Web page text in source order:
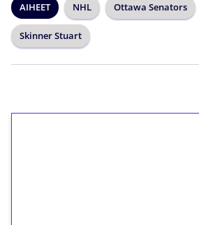
AIHEET NHL Ottawa Senators
Skinner Stuart